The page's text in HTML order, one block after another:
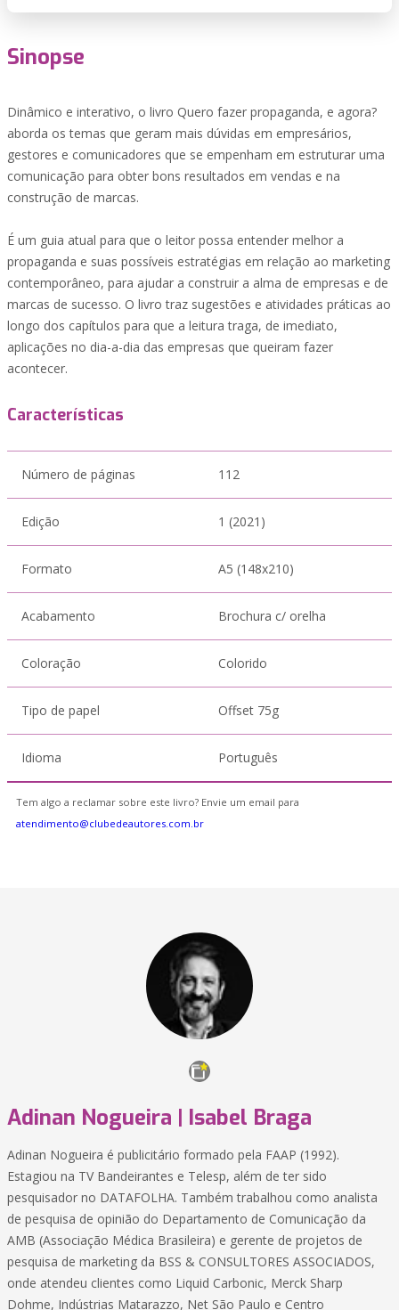
Sinopse
Dinâmico e interativo, o livro Quero fazer propaganda, e agora?
aborda os temas que geram mais dúvidas em empresários,
gestores e comunicadores que se empenham em estruturar uma
comunicação para obter bons resultados em vendas e na
construção de marcas.
É um guia atual para que o leitor possa entender melhor a
propaganda e suas possíveis estratégias em relação ao marketing
contemporâneo, para ajudar a construir a alma de empresas e de
marcas de sucesso. O livro traz sugestões e atividades práticas ao
longo dos capítulos para que a leitura traga, de imediato,
aplicações no dia-a-dia das empresas que queiram fazer
acontecer.
Características
Número de páginas 112
Edição 1 (2021)
Formato A5 (148x210)
Acabamento Brochura c/ orelha
Coloração Colorido
Tipo de papel Offset 75g
Idioma Português
Tem algo a reclamar sobre este livro? Envie um email para
atendimento@clubedeautores.com.br
Adinan Nogueira | Isabel Braga
Adinan Nogueira é publicitário formado pela FAAP (1992).
Estagiou na TV Bandeirantes e Telesp, além de ter sido
pesquisador no DATAFOLHA. Também trabalhou como analista
de pesquisa de opinião do Departamento de Comunicação da
AMB (Associação Médica Brasileira) e gerente de projetos de
pesquisa de marketing da BSS & CONSULTORES ASSOCIADOS,
onde atendeu clientes como Liquid Carbonic, Merck Sharp
Dohme, Indústrias Matarazzo, Net São Paulo e Centro